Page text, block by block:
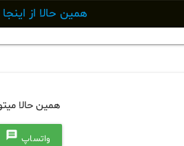
همین حالا از
همین حالا
واتساپ message